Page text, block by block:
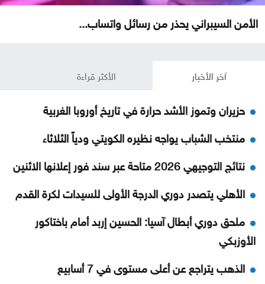
الأمن السيبراني يحذر من رسائل واتساب...
آخر الأخبار الأكثر قراءة
حزيران وتموز الأشد حرارة في تاريخ أوروبا الغربية
منتخب الشباب يواجه نظيره الكويتي ودياً الثلاثاء
نتائج التوجيهي 2026 متاحة عبر سند فور إعلانها الاثنين
الأهلي يتصدر دوري الدرجة الأولى للسيدات لكرة القدم
ملحق دوري أبطال آسيا: الحسين إربد أمام باختاكور
الأوزبكي
الذهب يتراجع عن أعلى مستوى في 7 أسابيع